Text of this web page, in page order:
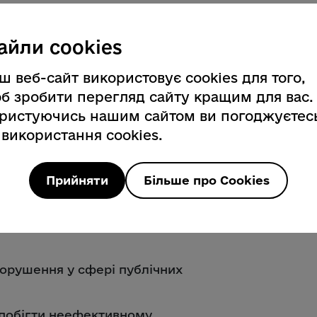
при розгляді
(невідхилення) тендерних
спрощеної закупівлі – 61 випадок;
інформації про закупівлю – 35
та/або щодо правомірності
закупівлі – 12 випадків;
під час укладання договору
змін – 10 випадків.
у сфері публічних
cookies
веб-сайт використовує cookies для того,
зробити перегляд сайту кращим для вас.
нашим сайтом ви
cookies.
Прийняти Більше про Cookies